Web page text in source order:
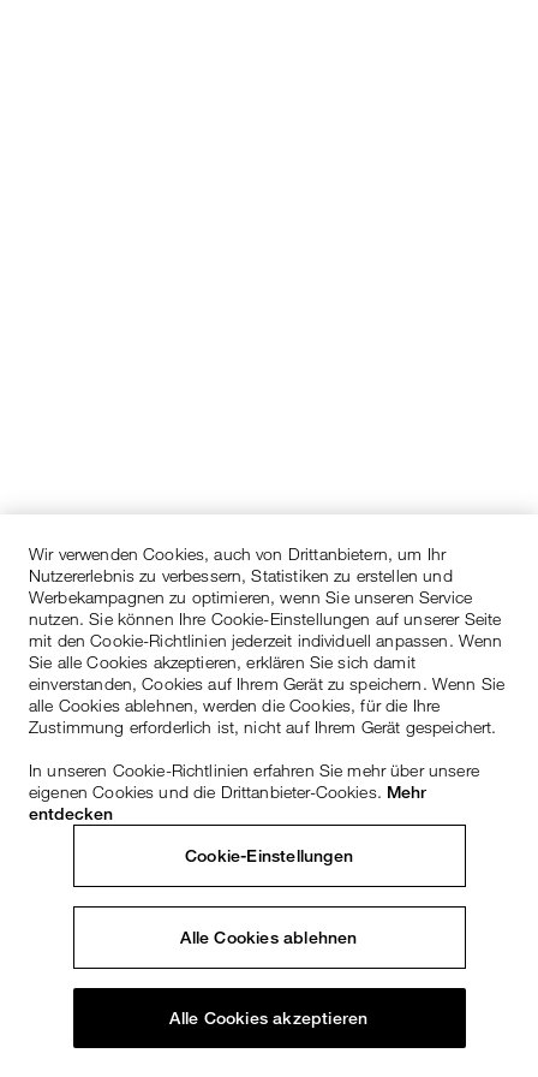
Wir verwenden Cookies, auch von Drittanbietern, um Ihr
Nutzererlebnis zu verbessern, Statistiken zu erstellen und
Werbekampagnen zu optimieren, wenn Sie unseren Service
nutzen. Sie können Ihre Cookie-Einstellungen auf unserer Seite
mit den Cookie-Richtlinien jederzeit individuell anpassen. Wenn
Sie alle Cookies akzeptieren, erklären Sie sich damit
einverstanden, Cookies auf Ihrem Gerät zu speichern. Wenn Sie
alle Cookies ablehnen, werden die Cookies, für die Ihre
Zustimmung erforderlich ist, nicht auf Ihrem Gerät gespeichert.
In unseren Cookie-Richtlinien erfahren Sie mehr über unsere
eigenen Cookies und die Drittanbieter-Cookies. Mehr
entdecken
Cookie-Einstellungen
Alle Cookies ablehnen
Alle Cookies akzeptieren